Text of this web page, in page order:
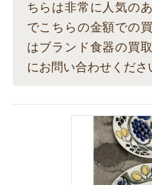
ちらは非常に人気の
でこちらの金額での
はブランド食器の買
にお問い合わせくださ